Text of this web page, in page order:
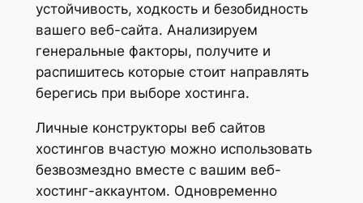
устойчивость, ходкость и безобидность
вашего веб-сайта. Анализируем
генеральные факторы, получите и
распишитесь которые стоит направлять
берегись при выборе хостинга.
Личные конструкторы веб сайтов
хостингов вчастую можно использовать
безвозмездно вместе с вашим веб-
хостинг-аккаунтом. Одновременно